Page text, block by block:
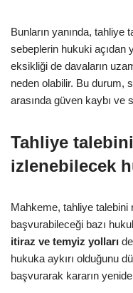
Bunların yanında, tahliye
sebeplerin hukuki açıdan
eksikliği de davaların
neden olabilir. Bu durum,
arasında güven kaybı ve
Tahliye
izlenebilecek
Mahkeme, tahliye talebini
başvurabileceği bazı
itiraz ve temyiz yolları
hukuka aykırı olduğunu
başvurarak kararın